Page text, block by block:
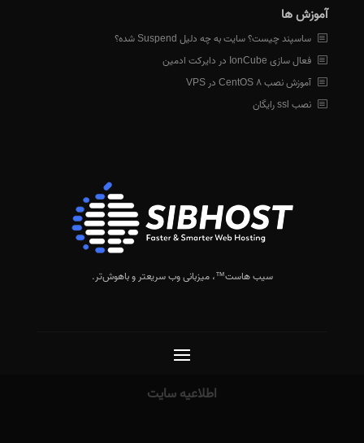
آموزش ها
ساسپند چیست؟ سایت به چه دلیل Suspend شده؟
فعال سازی IonCube در دایرکت ادمین
آموزش نصب CentOS 8 در VPS
نصب ssl رایگان
سیب هاست™، میزبانی وب سریعتر و باهوش‌تر.
اطلاعیه سایت